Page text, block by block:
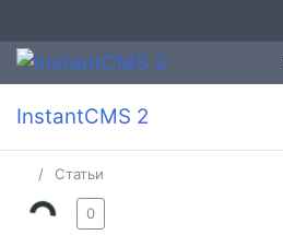
InstantCMS 2
Статьи
0